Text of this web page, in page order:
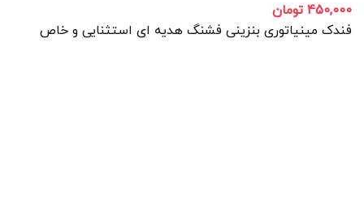
450,000 تومان
فندک مینیاتوری بنزینی فشنگ هدیه ای استثنایی و خاص